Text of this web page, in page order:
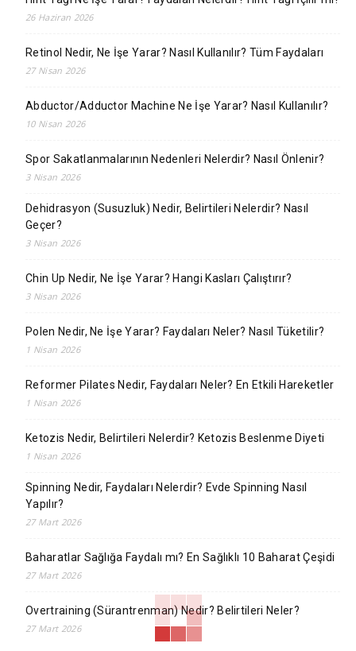
26 Haziran 2026
Retinol Nedir, Ne İşe Yarar? Nasıl Kullanılır? Tüm Faydaları
27 Nisan 2026
Abductor/Adductor Machine Ne İşe Yarar? Nasıl Kullanılır?
10 Nisan 2026
Spor Sakatlanmalarının Nedenleri Nelerdir? Nasıl Önlenir?
3 Nisan 2026
Dehidrasyon (Susuzluk) Nedir, Belirtileri Nelerdir? Nasıl
Geçer?
3 Nisan 2026
Chin Up Nedir, Ne İşe Yarar? Hangi Kasları Çalıştırır?
3 Nisan 2026
Polen Nedir, Ne İşe Yarar? Faydaları Neler? Nasıl Tüketilir?
1 Nisan 2026
Reformer Pilates Nedir, Faydaları Neler? En Etkili Hareketler
1 Nisan 2026
Ketozis Nedir, Belirtileri Nelerdir? Ketozis Beslenme Diyeti
1 Nisan 2026
Spinning Nedir, Faydaları Nelerdir? Evde Spinning Nasıl
Yapılır?
27 Mart 2026
Baharatlar Sağlığa Faydalı mı? En Sağlıklı 10 Baharat Çeşidi
27 Mart 2026
Overtraining (Sürantrenman) Nedir? Belirtileri Neler?
27 Mart 2026